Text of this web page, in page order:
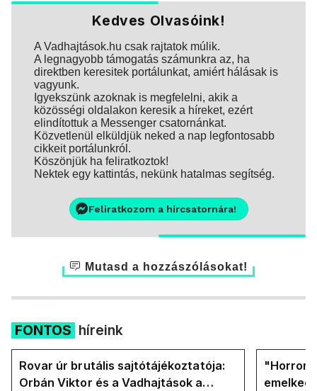
Kedves Olvasóink!
A Vadhajtások.hu csak rajtatok múlik.
A legnagyobb támogatás számunkra az, ha
direktben keresitek portálunkat, amiért hálásak is
vagyunk.
Igyekszünk azoknak is megfelelni, akik a
közösségi oldalakon keresik a híreket, ezért
elindítottuk a Messenger csatornánkat.
Közvetlenül elküldjük neked a nap legfontosabb
cikkeit portálunkról.
Köszönjük ha feliratkoztok!
Nektek egy kattintás, nekünk hatalmas segítség.
Feliratkozom a hírcsatornára!
Mutasd a hozzászólásokat!
FONTOS híreink
Rovar úr brutális sajtótájékoztatója:
Orbán Viktor és a Vadhajtások a
"Horror